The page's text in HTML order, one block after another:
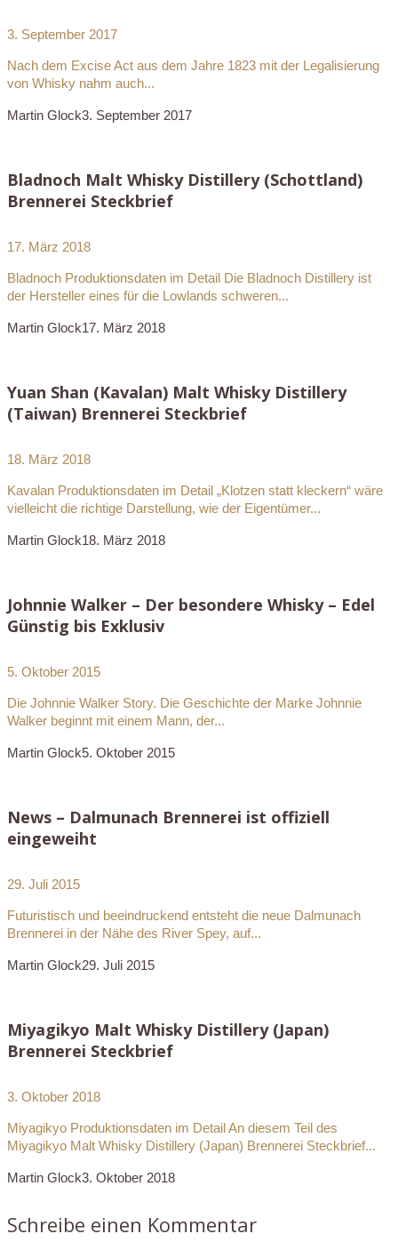
3. September 2017
Nach dem Excise Act aus dem Jahre 1823 mit der Legalisierung
von Whisky nahm auch...
Martin Glock3. September 2017
Bladnoch Malt Whisky Distillery (Schottland)
Brennerei Steckbrief
17. März 2018
Bladnoch Produktionsdaten im Detail Die Bladnoch Distillery ist
der Hersteller eines für die Lowlands schweren...
Martin Glock17. März 2018
Yuan Shan (Kavalan) Malt Whisky Distillery
(Taiwan) Brennerei Steckbrief
18. März 2018
Kavalan Produktionsdaten im Detail „Klotzen statt kleckern“ wäre
vielleicht die richtige Darstellung, wie der Eigentümer...
Martin Glock18. März 2018
Johnnie Walker – Der besondere Whisky – Edel
Günstig bis Exklusiv
5. Oktober 2015
Die Johnnie Walker Story. Die Geschichte der Marke Johnnie
Walker beginnt mit einem Mann, der...
Martin Glock5. Oktober 2015
News – Dalmunach Brennerei ist offiziell
eingeweiht
29. Juli 2015
Futuristisch und beeindruckend entsteht die neue Dalmunach
Brennerei in der Nähe des River Spey, auf...
Martin Glock29. Juli 2015
Miyagikyo Malt Whisky Distillery (Japan)
Brennerei Steckbrief
3. Oktober 2018
Miyagikyo Produktionsdaten im Detail An diesem Teil des
Miyagikyo Malt Whisky Distillery (Japan) Brennerei Steckbrief...
Martin Glock3. Oktober 2018
Schreibe einen Kommentar